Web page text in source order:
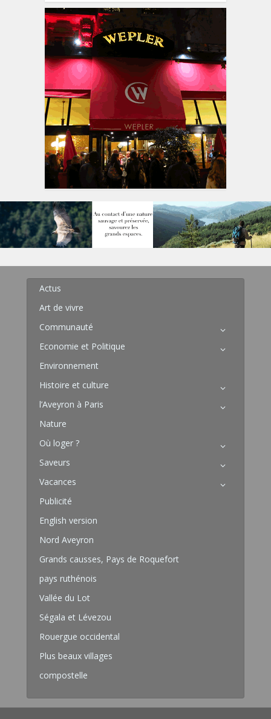
Actus
Art de vivre
Communauté
Economie et Politique
Environnement
Histoire et culture
l’Aveyron à Paris
Nature
Où loger ?
Saveurs
Vacances
Publicité
English version
Nord Aveyron
Grands causses, Pays de Roquefort
pays ruthénois
Vallée du Lot
Ségala et Lévezou
Rouergue occidental
Plus beaux villages
compostelle